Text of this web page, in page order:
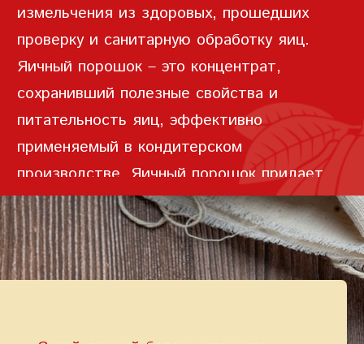
измельчения из здоровых, прошедших
проверку и санитарную обработку яиц.
Яичный порошок – это концентрат,
сохранивший полезные свойства и
питательность яиц, эффективно
применяемый в кондитерском
производстве. Яичный порошок придает
тесту нежность, текстуру и сохраняет
форму тестовых заготовок во время
выпекания. Это позволяет нам создать
вкусное печенье красивой формы и
СОЗДАТЬ УЧЕТНУЮ
Условия предоставления услуг
Политика
конфиденциальности